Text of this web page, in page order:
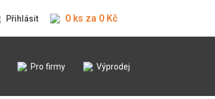
Přihlásit 0 ks za 0 Kč
Pro firmy Výprodej